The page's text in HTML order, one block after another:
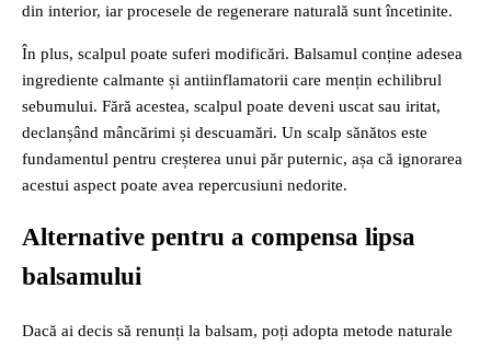
din interior, iar procesele de regenerare naturală sunt încetinite.
În plus, scalpul poate suferi modificări. Balsamul conține adesea
ingrediente calmante și antiinflamatorii care mențin echilibrul
sebumului. Fără acestea, scalpul poate deveni uscat sau iritat,
declanșând mâncărimi și descuamări. Un scalp sănătos este
fundamentul pentru creșterea unui păr puternic, așa că ignorarea
acestui aspect poate avea repercusiuni nedorite.
Alternative pentru a compensa lipsa
balsamului
Dacă ai decis să renunți la balsam, poți adopta metode naturale